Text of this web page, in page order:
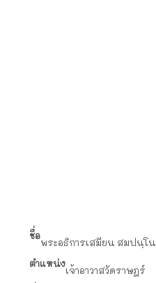
ชื่อ
พระอธิการเสมียน สมปนฺโน
ตำแหน่ง
เจ้าอาวาสวัดราษฎร์